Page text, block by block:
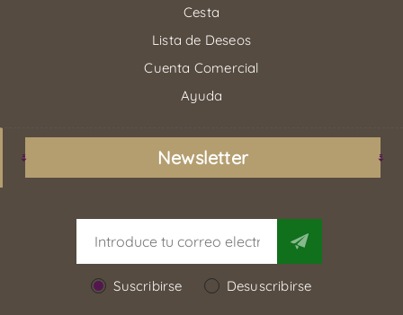
Cesta
Lista de Deseos
Cuenta Comercial
Ayuda
Newsletter
Suscribirse Desuscribirse